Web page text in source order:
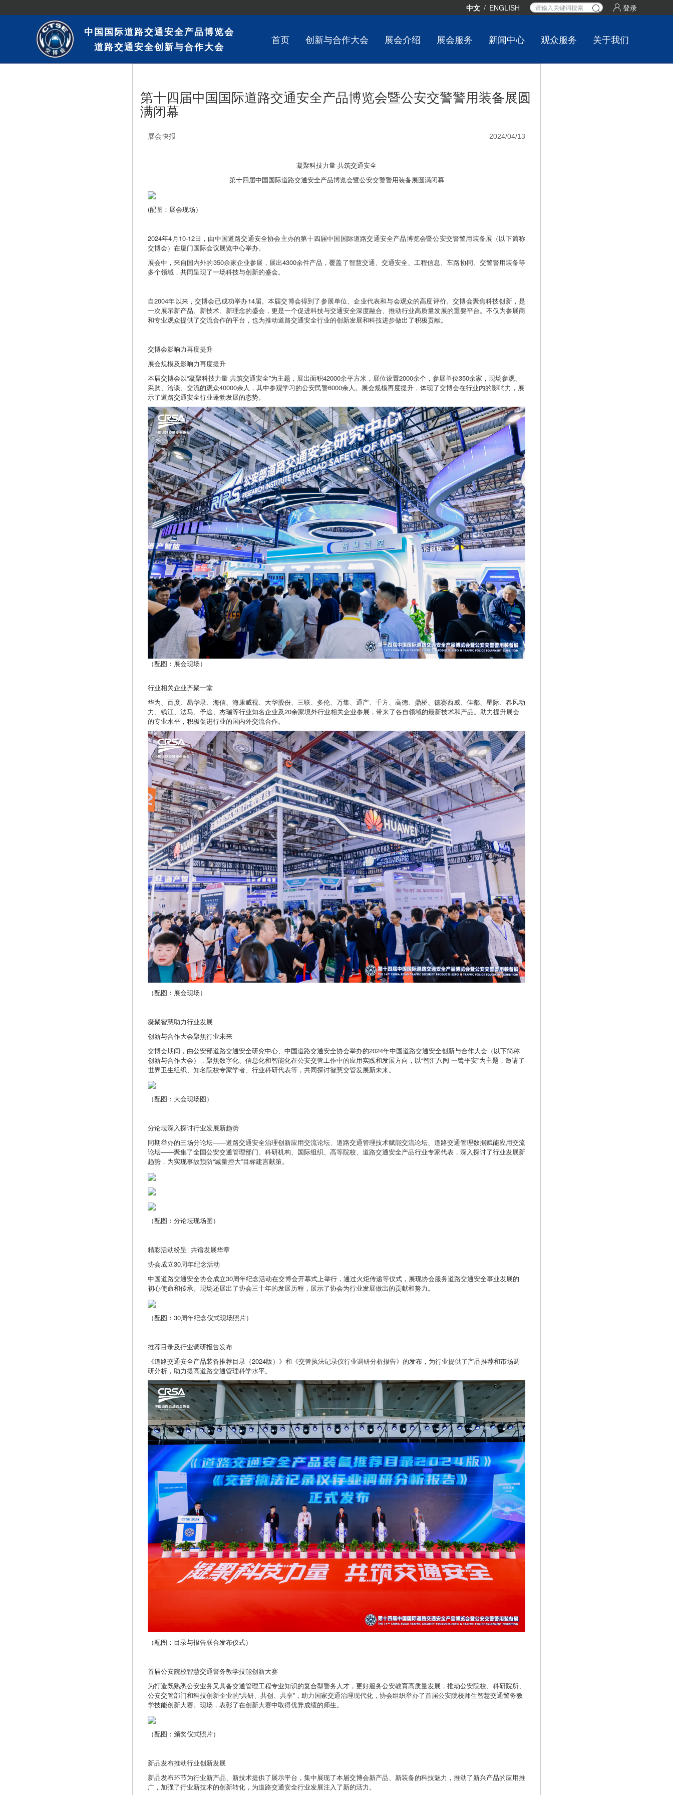
中文 / ENGLISH 登录
中国国际道路交通安全产品博览会
道路交通安全创新与合作大会
首页 创新与合作大会 展会介绍 展会服务 新闻中心 观众服务 关于我们
第十四届中国国际道路交通安全产品博览会暨公安交警警用装备展圆
满闭幕
展会快报 2024/04/13
凝聚科技力量 共筑交通安全
第十四届中国国际道路交通安全产品博览会暨公安交警警用装备展圆满闭幕
(配图：展会现场）
2024年4月10-12日，由中国道路交通安全协会主办的第十四届中国国际道路交通安全产品博览会暨公安交警警用装备展（以下简称
交博会）在厦门国际会议展览中心举办。
展会中，来自国内外的350余家企业参展，展出4300余件产品，覆盖了智慧交通、交通安全、工程信息、车路协同、交警警用装备等
多个领域，共同呈现了一场科技与创新的盛会。
自2004年以来，交博会已成功举办14届。本届交博会得到了参展单位、企业代表和与会观众的高度评价。交博会聚焦科技创新，是
一次展示新产品、新技术、新理念的盛会，更是一个促进科技与交通安全深度融合、推动行业高质量发展的重要平台。不仅为参展商
和专业观众提供了交流合作的平台，也为推动道路交通安全行业的创新发展和科技进步做出了积极贡献。
交博会影响力再度提升
展会规模及影响力再度提升
本届交博会以“凝聚科技力量 共筑交通安全”为主题，展出面积42000余平方米，展位设置2000余个，参展单位350余家，现场参观、
采购、洽谈、交流的观众40000余人，其中参观学习的公安民警6000余人。展会规模再度提升，体现了交博会在行业内的影响力，展
示了道路交通安全行业蓬勃发展的态势。
（配图：展会现场）
行业相关企业齐聚一堂
华为、百度、易华录、海信、海康威视、大华股份、三联、多伦、万集、通产、千方、高德、鼎桥、德赛西威、佳都、星际、春风动
力、钱江、法马、予途、杰瑞等行业知名企业及20余家境外行业相关企业参展，带来了各自领域的最新技术和产品。助力提升展会
的专业水平，积极促进行业的国内外交流合作。
（配图：展会现场）
凝聚智慧助力行业发展
创新与合作大会聚焦行业未来
交博会期间，由公安部道路交通安全研究中心、中国道路交通安全协会举办的2024年中国道路交通安全创新与合作大会（以下简称
创新与合作大会），聚焦数字化、信息化和智能化在公安交管工作中的应用实践和发展方向，以“智汇八闽 一鹭平安”为主题，邀请了
世界卫生组织、知名院校专家学者、行业科研代表等，共同探讨智慧交管发展新未来。
（配图：大会现场图）
分论坛深入探讨行业发展新趋势
同期举办的三场分论坛——道路交通安全治理创新应用交流论坛、道路交通管理技术赋能交流论坛、道路交通管理数据赋能应用交流
论坛——聚集了全国公安交通管理部门、科研机构、国际组织、高等院校、道路交通安全产品行业专家代表，深入探讨了行业发展新
趋势，为实现事故预防“减量控大”目标建言献策。
（配图：分论坛现场图）
精彩活动纷呈 共谱发展华章
协会成立30周年纪念活动
中国道路交通安全协会成立30周年纪念活动在交博会开幕式上举行，通过火炬传递等仪式，展现协会服务道路交通安全事业发展的
初心使命和传承。现场还展出了协会三十年的发展历程，展示了协会为行业发展做出的贡献和努力。
（配图：30周年纪念仪式现场照片）
推荐目录及行业调研报告发布
《道路交通安全产品装备推荐目录（2024版）》和《交管执法记录仪行业调研分析报告》的发布，为行业提供了产品推荐和市场调
研分析，助力提高道路交通管理科学水平。
（配图：目录与报告联合发布仪式）
首届公安院校智慧交通警务教学技能创新大赛
为打造既熟悉公安业务又具备交通管理工程专业知识的复合型警务人才，更好服务公安教育高质量发展，推动公安院校、科研院所、
公安交管部门和科技创新企业的“共研、共创、共享”，助力国家交通治理现代化，协会组织举办了首届公安院校师生智慧交通警务教
学技能创新大赛。现场，表彰了在创新大赛中取得优异成绩的师生。
（配图：颁奖仪式照片）
新品发布推动行业创新发展
新品发布环节为行业新产品、新技术提供了展示平台，集中展现了本届交博会新产品、新装备的科技魅力，推动了新兴产品的应用推
广，加强了行业新技术的创新转化，为道路交通安全行业发展注入了新的活力。